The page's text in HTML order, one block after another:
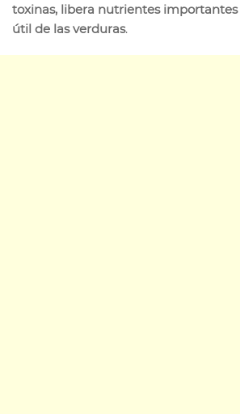
toxinas, libera nutrientes
útil de las verduras.